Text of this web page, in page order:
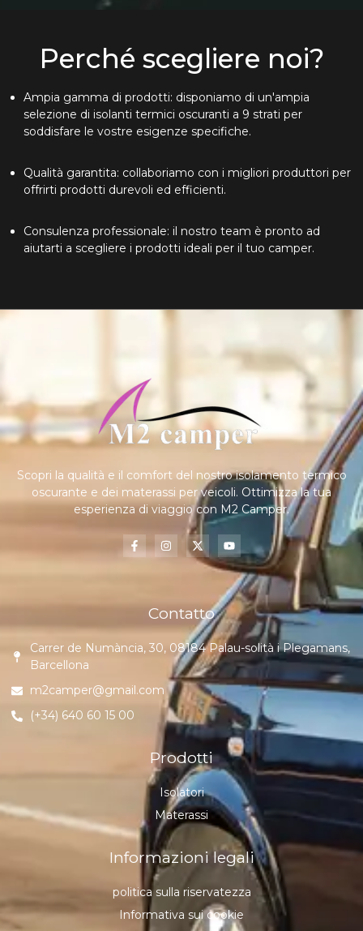
Perché scegliere noi?
Ampia gamma di prodotti: disponiamo di un'ampia
selezione di isolanti termici oscuranti a 9 strati per
soddisfare le vostre esigenze specifiche.
Qualità garantita: collaboriamo con i migliori produttori per
offrirti prodotti durevoli ed efficienti.
Consulenza professionale: il nostro team è pronto ad
aiutarti a scegliere i prodotti ideali per il tuo camper.
Scopri la qualità e il comfort del nostro isolamento termico
oscurante e dei materassi per veicoli. Ottimizza la tua
esperienza di viaggio con M2 Camper.
Contatto
Carrer de Numància, 30, 08184 Palau-solità i Plegamans,
Barcellona
m2camper@gmail.com
(+34) 640 60 15 00
Prodotti
Isolatori
Materassi
Informazioni legali
politica sulla riservatezza
Informativa sui cookie